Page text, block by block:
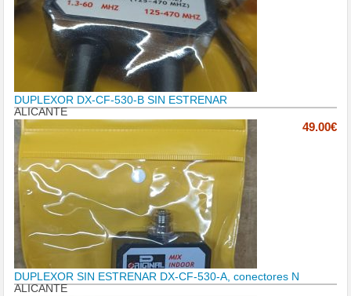
DUPLEXOR DX-CF-530-B SIN ESTRENAR
ALICANTE
49.00€
DUPLEXOR SIN ESTRENAR DX-CF-530-A, conectores N
ALICANTE